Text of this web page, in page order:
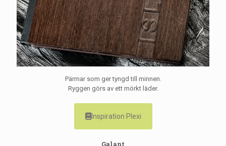
Pärmar som ger tyngd till minnen.
Ryggen görs av ett mörkt läder.
Inspiration Plexi
Galant